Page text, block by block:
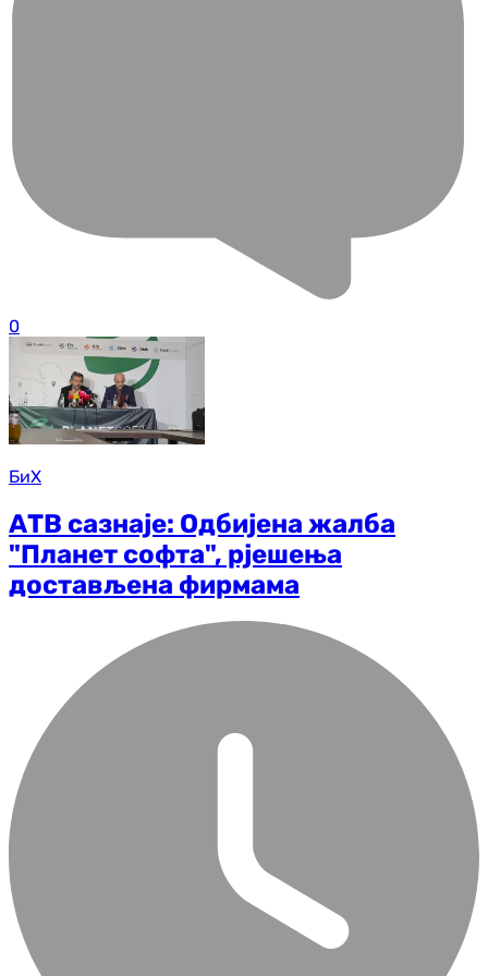
0
БиХ
АТВ сазнаје: Одбијена жалба
"Планет софта", рјешења
достављена фирмама